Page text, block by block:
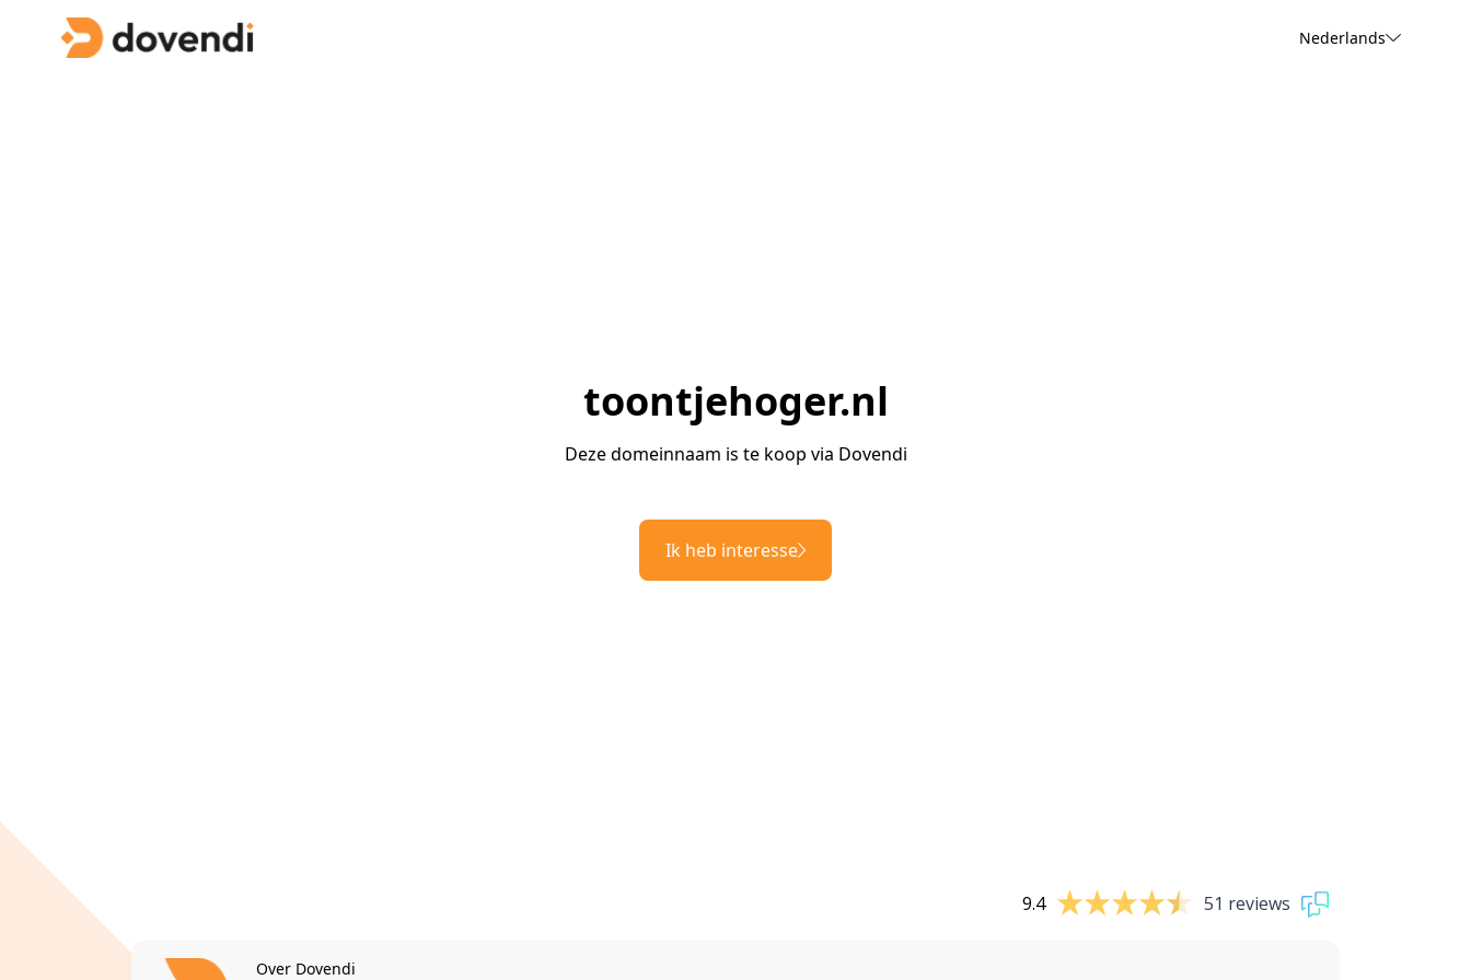
Nederlands
toontjehoger.nl
Deze domeinnaam is te koop via Dovendi
Ik heb interesse
9.4 51 reviews
Over Dovendi